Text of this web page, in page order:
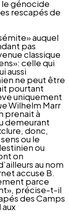
le génocide
rescapés de
auquel
pas
classique
celle qui
aussi
ne peut être
pourtant
uniquement
Wilhelm Marr
prenait à
demeurant
donc,
ou le
ou
on
au nom
accuse B.
parce
précise-t-il
des Camps